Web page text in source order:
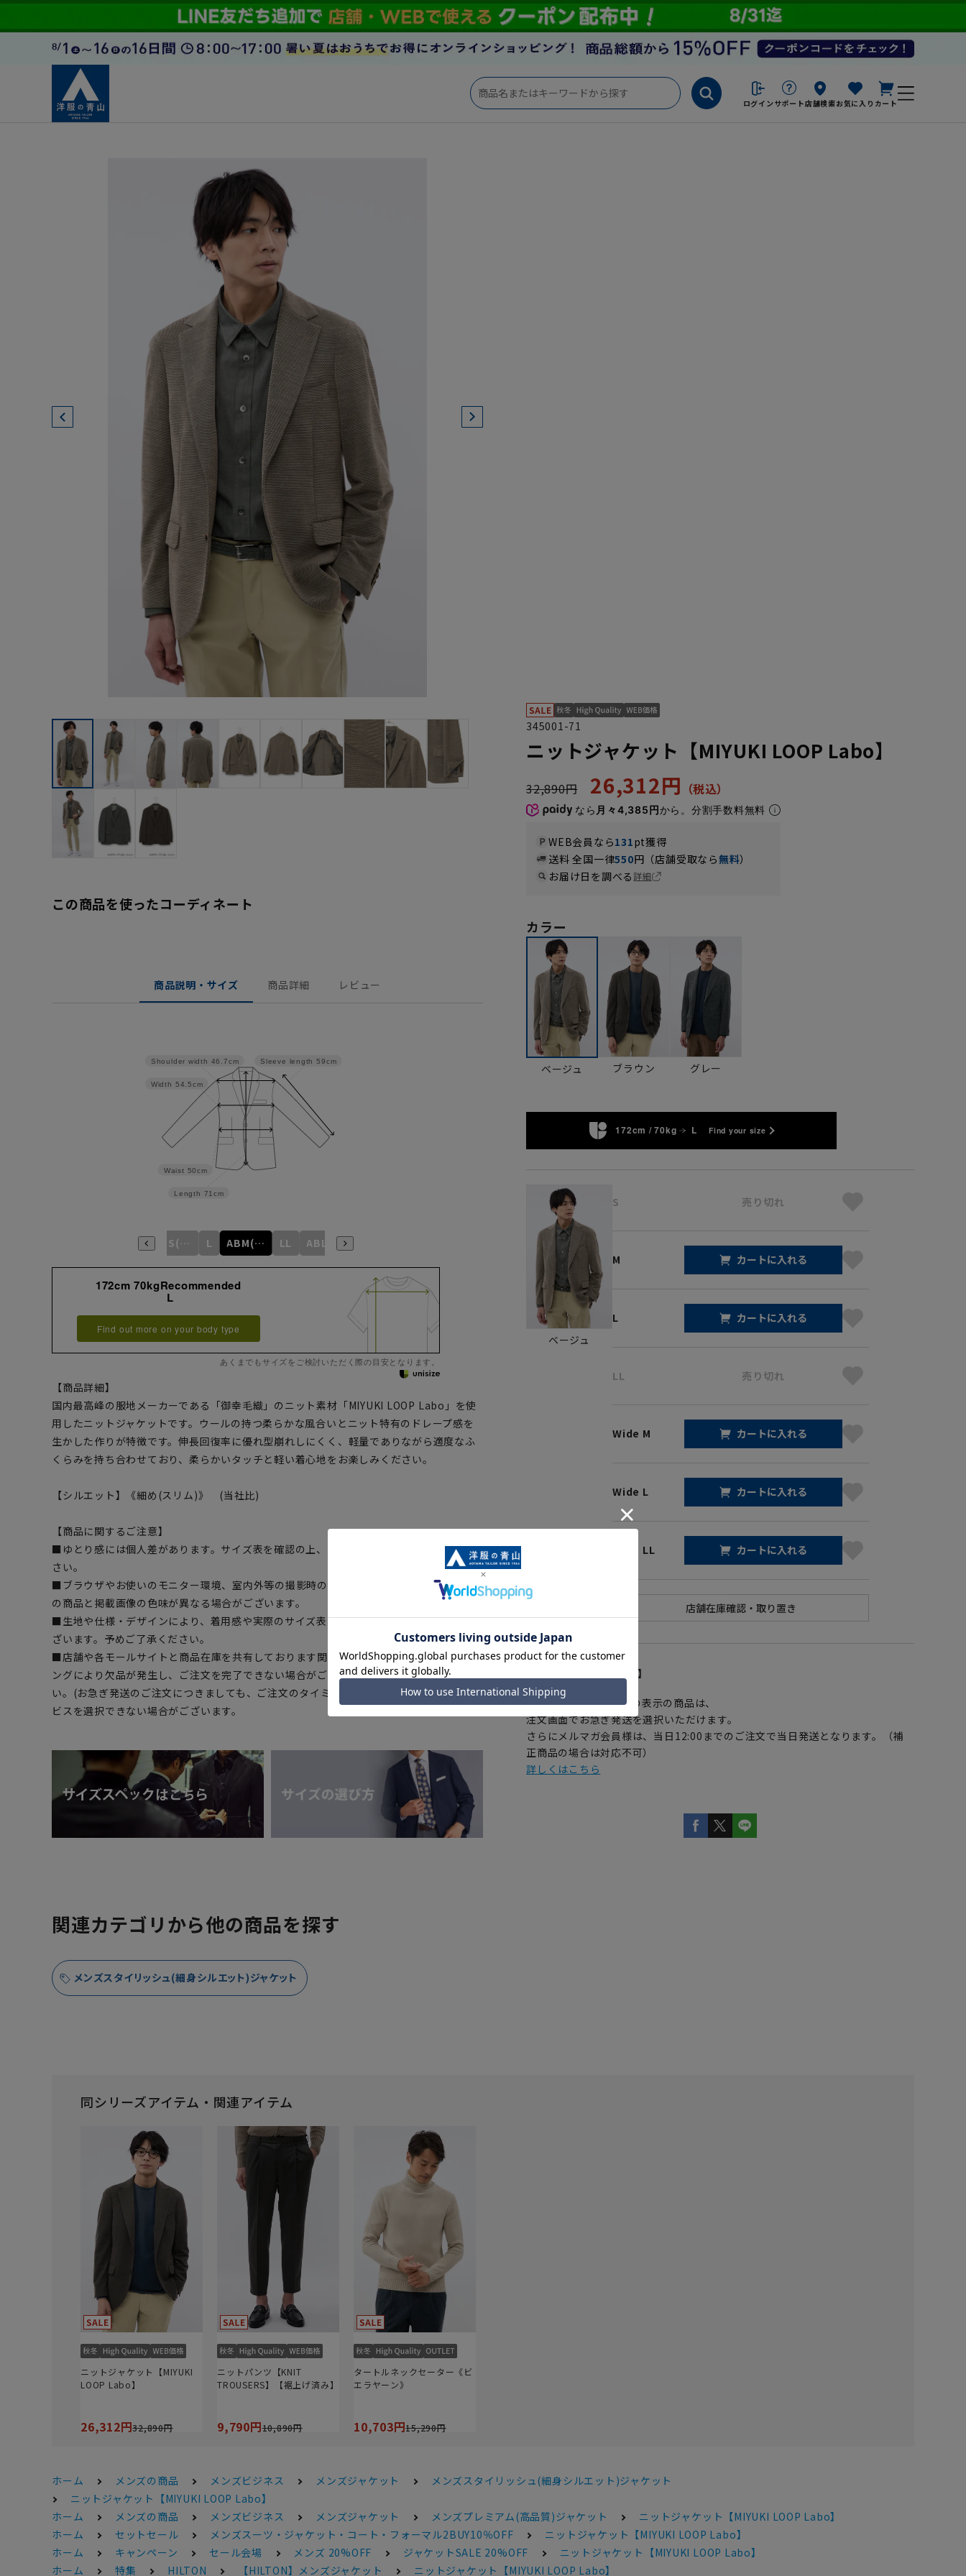
ログイン サポート店舗検索お気に入り カート
この商品を使ったコーディネート
商品説明・サイズ 商品詳細 レビュー
Sleeve length 59cm
Length 71cm
Waist 50cm
Width 54.5cm
Shoulder width 46.7cm
ABS(WideS) L ABM(WideM) LL
172cm 70kgRecommended
L
Find out more on your body type
あくまでもサイズをご検討いただく際の目安となります。
【商品詳細】
国内最高峰の服地メーカーである「御幸毛織」のニット素材「MIYUKI LOOP Labo」を使
用したニットジャケットです。ウールの持つ柔らかな風合いとニット特有のドレープ感を
生かした作りが特徴です。伸長回復率に優れ型崩れしにくく、軽量でありながら適度なふ
くらみを持ち合わせており、柔らかいタッチと軽い着心地をお楽しみください。
【シルエット】《細め(スリム)》 (当社比)
【商品に関するご注意】
■ゆとり感には個人差があります。サイズ表を確認の上、ご購入の目安としてご利用くだ
さい。
■ブラウザやお使いのモニター環境、室内外等の撮影時の環境下での光加減により、実際
の商品と掲載画像の色味が異なる場合がございます。
■生地や仕様・デザインにより、着用感や実際のサイズ表に若干の誤差が生じる場合がご
ざいます。予めご了承ください。
■店舗や各モールサイトと商品在庫を共有しております関係上、ご注文いただいたタイミ
ングにより欠品が発生し、ご注文を完了できない場合がございます。予めご了承くださ
い。(お急ぎ発送のご注文につきましても、ご注文のタイミングによってはお急ぎ発送サー
ビスを選択できない場合がございます。
345001-71
ニットジャケット【MIYUKI LOOP Labo】
32,890円 26,312円
なら 月々4,385円から。分割手数料無料
WEB会員なら131pt獲得
送料 全国一律550円（店舗受取なら無料）
お届け日を調べる詳細
カラー
ベージュ ブラウン グレー
172cm / 70kg L Find your size
ベージュ
S 売り切れ
M カートに入れる
L カートに入れる
LL 売り切れ
Wide M カートに入れる
Wide L カートに入れる
Wide LL カートに入れる
アイコンについて】
の表示の商品は、
注文画面でお急ぎ発送を選択いただけます。
さらにメルマガ会員様は、当日12:00までのご注文で当日発送となります。（補
正商品の場合は対応不可）
詳しくはこちら
関連カテゴリから他の商品を探す
メンズスタイリッシュ(細身シルエット)ジャケット
同シリーズアイテム・関連アイテム
ニットジャケット【MIYUKI
LOOP Labo】
26,312円32,890円
ニットパンツ【KNIT
TROUSERS】【裾上げ済み】
9,790円10,890円
タートルネックセーター《ビ
エラヤーン》
10,703円15,290円
ホーム メンズの商品 メンズビジネス メンズジャケット
メンズスタイリッシュ(細身シルエット)ジャケット
ニットジャケット【MIYUKI LOOP Labo】
ホーム
メンズの商品 メンズビジネス メンズジャケット メンズプレミアム(高品質)ジャケット
ニットジャケット【MIYUKI LOOP Labo】
ホーム
セットセール メンズスーツ・ジャケット・コート・フォーマル2BUY10％OFF
ニットジャケット【MIYUKI LOOP Labo】
ホーム
キャンペーン セール会場 メンズ 20%OFF ジャケットSALE 20%OFF
ニットジャケット【MIYUKI LOOP Labo】
ホーム
特集 HILTON 【HILTON】メンズジャケット ニットジャケット【MIYUKI LOOP Labo】